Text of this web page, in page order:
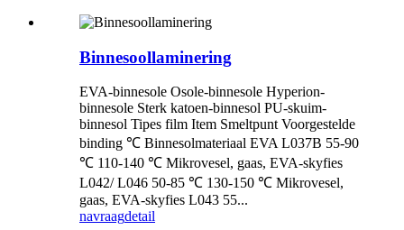
Binnesoollaminering
EVA-binnesole Osole-binnesole Hyperion-
binnesole Sterk katoen-binnesol PU-skuim-
binnesol Tipes film Item Smeltpunt Voorgestelde
binding ℃ Binnesolmateriaal EVA L037B 55-90
℃ 110-140 ℃ Mikrovesel, gaas, EVA-skyfies
L042/ L046 50-85 ℃ 130-150 ℃ Mikrovesel,
gaas, EVA-skyfies L043 55...
navraagdetail